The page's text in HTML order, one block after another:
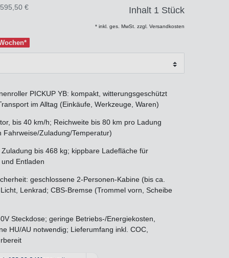
€
Inhalt 1 Stück
* inkl. ges. MwSt. zzgl. Versandkosten
PICKUP YB: kompakt, witterungsgeschützt
im Alltag (Einkäufe, Werkzeuge, Waren)
bis 40 km/h; Reichweite bis 80 km pro Ladung
Fahrweise/Zuladung/Temperatur)
bis 468 kg; kippbare Ladefläche für
Entladen
geschlossene 2-Personen-Kabine (bis ca.
Lenkrad; CBS-Bremse (Trommel vorn, Scheibe
Steckdose; geringe Betriebs-/Energiekosten,
HU/AU notwendig; Lieferumfang inkl. COC,